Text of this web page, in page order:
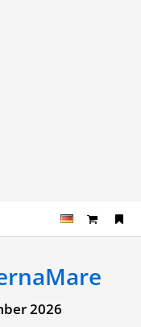
2026